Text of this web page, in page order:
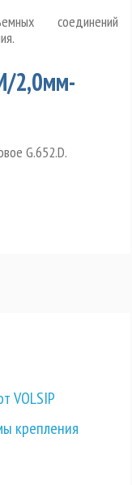
соединений
2,0мм-
G.652.D.
VOLSIP
крепления